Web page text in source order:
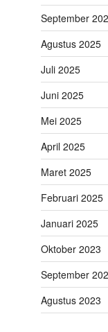
September
Agustus 2025
Juli 2025
Juni 2025
Mei 2025
April 2025
Maret 2025
Februari 2025
Januari 2025
Oktober 2023
September
Agustus 2023